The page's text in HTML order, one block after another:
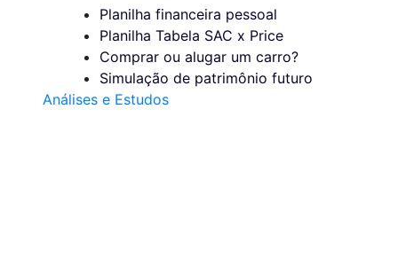
Planilha financeira pessoal
Planilha Tabela SAC x Price
Comprar ou alugar um carro?
Simulação de patrimônio futuro
Análises e Estudos